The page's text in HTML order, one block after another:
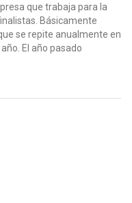
que trabaja para la
Básicamente
se repite anualmente en
El año pasado